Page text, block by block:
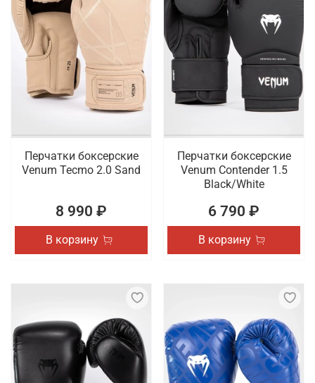
Перчатки боксерские
Venum Tecmo 2.0 Sand
8 990 ₽
В корзину
Перчатки боксерские
Venum Contender 1.5
Black/White
6 790 ₽
В корзину